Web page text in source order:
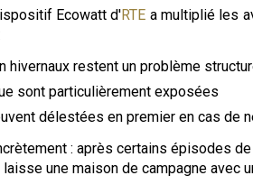
Ecowatt d'RTE a multiplié les
hivernaux restent un problème
sont particulièrement exposées
délestées en premier en cas de
: après certains épisodes
une maison de campagne avec